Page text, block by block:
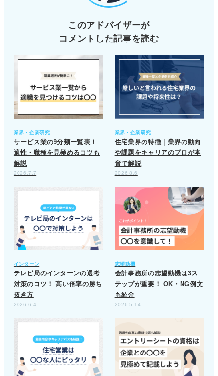
このアドバイザーが
コメントした記事を読む
業界・企業研究
サービス業の9分類一覧表！
適性・職種を見極めるコツも
解説
2026.7.7
業界・企業研究
住宅業界の特徴｜業界の動向
や課題をキャリアのプロが本
音で解説
2026.8.6
インターン
テレビ局のインターンの選考
対策のコツ！ 高い倍率の勝ち
抜き方
2026.6.4
志望動機
会計事務所の志望動機は3ス
テップが重要！ OK・NG例文
も紹介
2026.5.14